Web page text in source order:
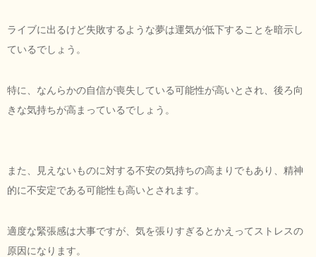
ライブに出るけど失敗するような夢は運気が低下することを暗示し
ているでしょう。
特に、なんらかの自信が喪失している可能性が高いとされ、後ろ向
きな気持ちが高まっているでしょう。
また、見えないものに対する不安の気持ちの高まりでもあり、精神
的に不安定である可能性も高いとされます。
適度な緊張感は大事ですが、気を張りすぎるとかえってストレスの
原因になります。